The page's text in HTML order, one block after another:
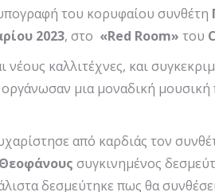
του κορυφαίου συνθέτη
2023, στο «Red Room» του
καλλιτέχνες, και
οργάνωσαν μια μοναδική
από καρδιάς τον
συγκινημένος
δεσμεύτηκε πως θα